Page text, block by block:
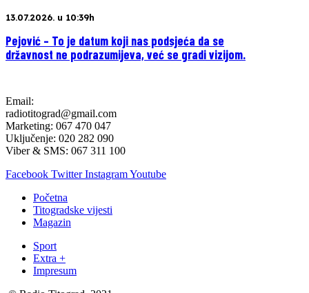
13.07.2026. u 10:39h
Pejović – To je datum koji nas podsjeća da se
državnost ne podrazumijeva, već se gradi vizijom.
Email:
radiotitograd@gmail.com
Marketing: 067 470 047
Uključenje: 020 282 090
Viber & SMS: 067 311 100
Facebook Twitter InstagramYoutube
Početna
Titogradske vijesti
Magazin
Sport
Extra +
Impresum